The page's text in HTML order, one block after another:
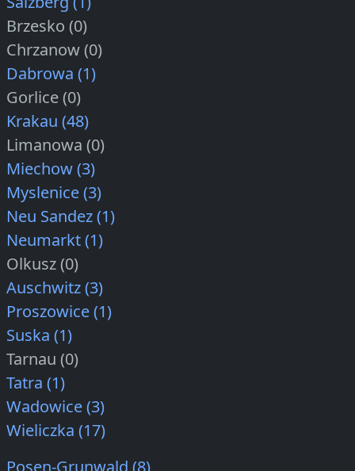
Brzesko (0)
Chrzanow (0)
Dabrowa (1)
Gorlice (0)
Krakau (48)
Limanowa (0)
Miechow (3)
Myslenice (3)
Neu Sandez (1)
Neumarkt (1)
Olkusz (0)
Auschwitz (3)
Proszowice (1)
Suska (1)
Tarnau (0)
Tatra (1)
Wadowice (3)
Wieliczka (17)
Posen-Grunwald (8)